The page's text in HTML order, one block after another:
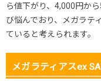
ら値下がり、4,000円か
び悩んでおり、メガラテ
ていると考えられます。
メガラティアスex